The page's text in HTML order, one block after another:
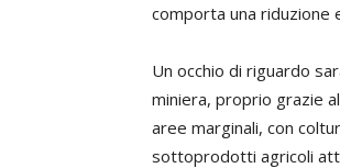
comporta una riduzione
Un occhio di riguardo
miniera, proprio grazie
aree marginali, con
sottoprodotti agricoli